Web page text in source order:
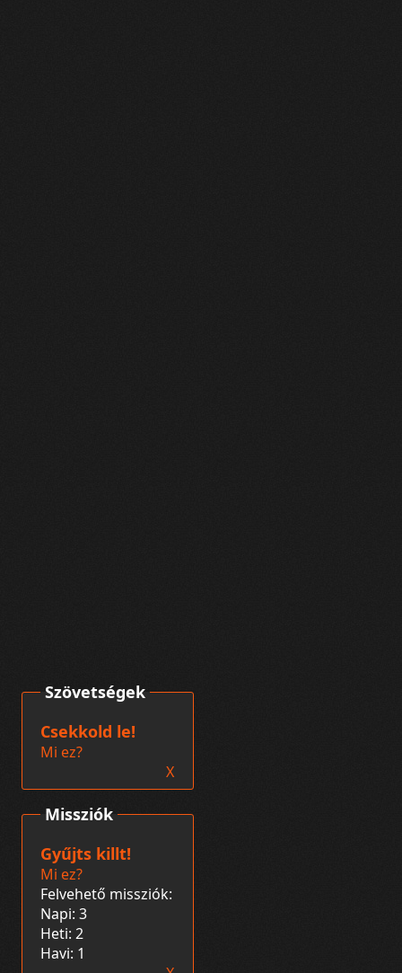
Missziók
Gyűjts killt!
Mi ez?
Felvehető missziók:
Napi: 3
Heti: 2
Havi: 1
Szövetségek
Csekkold le!
Mi ez?
X